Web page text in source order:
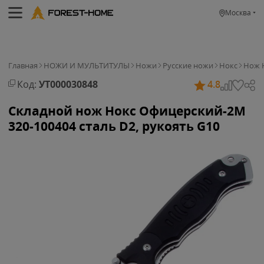
Москва
Главная НОЖИ И МУЛЬТИТУЛЫ Ножи Русские ножи Нокс Нож
Код: УТ000030848 4.8
Складной нож Нокс Офицерский-2М
320-100404 сталь D2, рукоять G10